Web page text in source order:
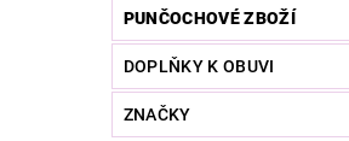
PUNČOCHOVÉ ZBOŽÍ
DOPLŇKY K OBUVI
ZNAČKY